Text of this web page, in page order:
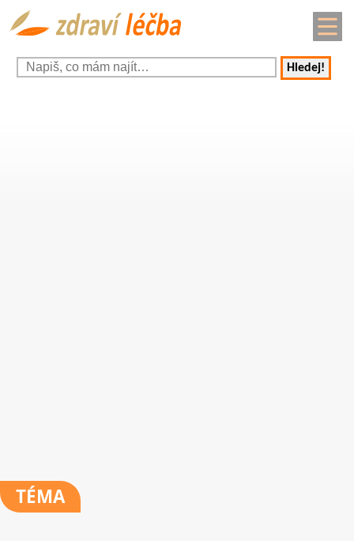
Hledej!
TÉMA